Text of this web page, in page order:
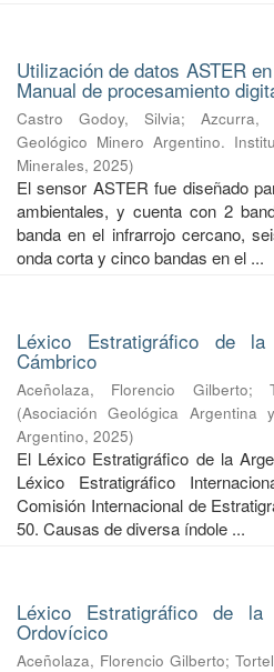
Utilización de datos ASTER
Manual de procesamiento
Castro Godoy, Silvia; Azcurra,
Geológico Minero Argentino.
Minerales, 2025)
El sensor ASTER fue diseñado
ambientales, y cuenta con 2
banda en el infrarrojo cercano,
onda corta y cinco bandas en el ...
Léxico Estratigráfico de
Cámbrico
Aceñolaza, Florencio Gilberto;
(Asociación Geológica Argentina
Argentino, 2025)
El Léxico Estratigráfico de la
Léxico Estratigráfico
Comisión Internacional de
50. Causas de diversa índole ...
Léxico Estratigráfico de la
Ordovícico
Aceñolaza, Florencio Gilberto;